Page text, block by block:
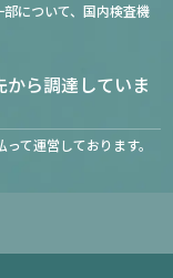
について、国内検査機
ら調達していま
て運営しております。